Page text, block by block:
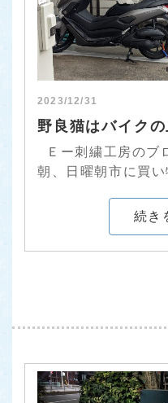
2023/12/31
野良猫はバイク
Ｅー刺繍工房の
朝、日曜朝市に買
続